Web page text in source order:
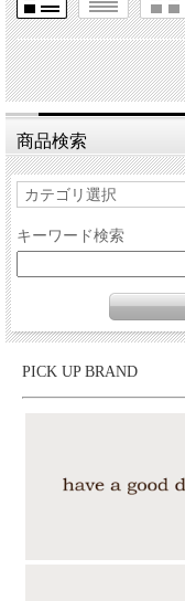
商品検索
キーワード検索
PICK UP BRAND